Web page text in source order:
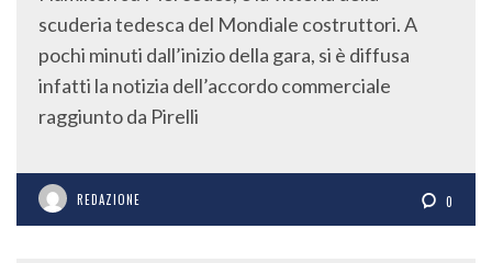
scuderia tedesca del Mondiale costruttori. A
pochi minuti dall’inizio della gara, si è diffusa
infatti la notizia dell’accordo commerciale
raggiunto da Pirelli
REDAZIONE 0